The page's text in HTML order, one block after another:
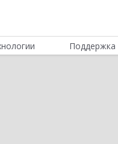
Поддержка